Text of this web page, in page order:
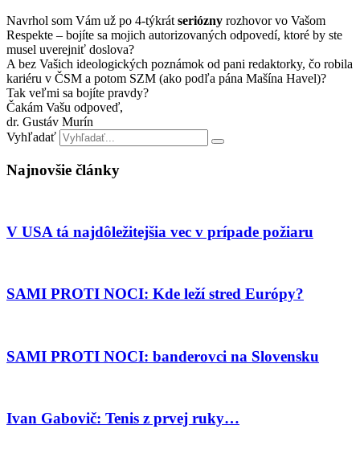
Navrhol som Vám už po 4-týkrát seriózny rozhovor vo Vašom
Respekte – bojíte sa mojich autorizovaných odpovedí, ktoré by ste
musel uverejniť doslova?
A bez Vašich ideologických poznámok od pani redaktorky, čo robila
kariéru v ČSM a potom SZM (ako podľa pána Mašína Havel)?
Tak veľmi sa bojíte pravdy?
Čakám Vašu odpoveď,
dr. Gustáv Murín
Vyhľadať
Najnovšie články
V USA tá najdôležitejšia vec v prípade požiaru
SAMI PROTI NOCI: Kde leží stred Európy?
SAMI PROTI NOCI: banderovci na Slovensku
Ivan Gabovič: Tenis z prvej ruky…